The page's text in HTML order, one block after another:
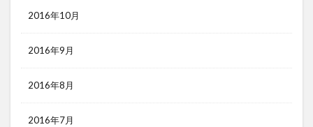
2016年10月
2016年9月
2016年8月
2016年7月